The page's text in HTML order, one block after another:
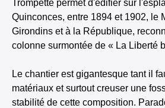
Trompette permet d'édifier sur
Quinconces, entre 1894 et 1902, le
Girondins et à la République,
colonne surmontée de « La Liberté
Le chantier est gigantesque tant il
matériaux et surtout creuser une
stabilité de cette composition.